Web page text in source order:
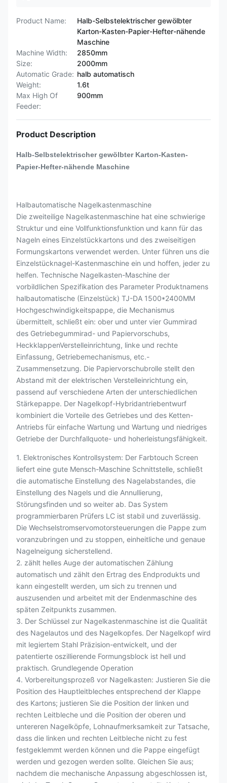
Product Name:
Halb-Selbstelektrischer gewölbter
Karton-Kasten-Papier-Hefter-nähende
Maschine
Machine Width:
2850mm
Size:
2000mm
Automatic Grade: halb automatisch
Weight:
1.6t
Max High Of
Feeder:
900mm
Product Description
Halb-Selbstelektrischer gewölbter Karton-Kasten-
Papier-Hefter-nähende Maschine
Halbautomatische Nagelkastenmaschine
Die zweiteilige Nagelkastenmaschine hat eine schwierige
Struktur und eine Vollfunktionsfunktion und kann für das
Nageln eines Einzelstückkartons und des zweiseitigen
Formungskartons verwendet werden. Unter führen uns die
Einzelstücknagel-Kastenmaschine ein und hoffen, jeder zu
helfen. Technische Nagelkasten-Maschine der
vorbildlichen Spezifikation des Parameter Produktnamens
halbautomatische (Einzelstück) TJ-DA 1500*2400MM
Hochgeschwindigkeitspappe, die Mechanismus
übermittelt, schließt ein: ober und unter vier Gummirad
des Getriebegummirad- und Papiervorschubs,
HeckklappenVerstelleinrichtung, linke und rechte
Einfassung, Getriebemechanismus, etc.-
Zusammensetzung. Die Papiervorschubrolle stellt den
Abstand mit der elektrischen Verstelleinrichtung ein,
passend auf verschiedene Arten der unterschiedlichen
Stärkepappe. Der Nagelkopf-Hybridantriebentwurf
kombiniert die Vorteile des Getriebes und des Ketten-
Antriebs für einfache Wartung und Wartung und niedriges
Getriebe der Durchfallquote- und hoherleistungsfähigkeit.
1. Elektronisches Kontrollsystem: Der Farbtouch Screen
liefert eine gute Mensch-Maschine Schnittstelle, schließt
die automatische Einstellung des Nagelabstandes, die
Einstellung des Nagels und die Annullierung,
Störungsfinden und so weiter ab. Das System
programmierbaren Prüfers LC ist stabil und zuverlässig.
Die Wechselstromservomotorsteuerungen die Pappe zum
voranzubringen und zu stoppen, einheitliche und genaue
Nagelneigung sicherstellend.
2. zählt helles Auge der automatischen Zählung
automatisch und zählt den Ertrag des Endprodukts und
kann eingestellt werden, um sich zu trennen und
auszusenden und arbeitet mit der Endenmaschine des
späten Zeitpunkts zusammen.
3. Der Schlüssel zur Nagelkastenmaschine ist die Qualität
des Nagelautos und des Nagelkopfes. Der Nagelkopf wird
mit legiertem Stahl Präzision-entwickelt, und der
patentierte oszillierende Formungsblock ist hell und
praktisch. Grundlegende Operation
4. Vorbereitungsprozeß vor Nagelkasten: Justieren Sie die
Position des Hauptleitbleches entsprechend der Klappe
des Kartons; justieren Sie die Position der linken und
rechten Leitbleche und die Position der oberen und
untereren Nagelköpfe, Lohnaufmerksamkeit zur Tatsache,
dass die linken und rechten Leitbleche nicht zu fest
festgeklemmt werden können und die Pappe eingefügt
werden und gezogen werden sollte. Gleichen Sie aus;
nachdem die mechanische Anpassung abgeschlossen ist,